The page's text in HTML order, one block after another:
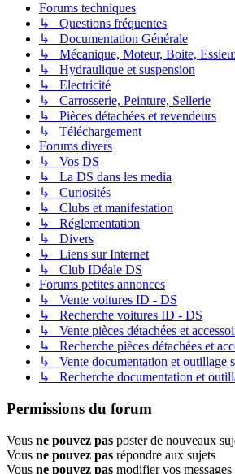
Forums techniques
↳ Questions fréquentes
↳ Documentation Générale
↳ Mécanique, Moteur, Boite,
↳ Hydraulique et suspension
↳ Electricité
↳ Carrosserie, Peinture, Sellerie
↳ Pièces détachées et revendeurs
↳ Téléchargement
Forums divers
↳ Vos DS
↳ La DS dans les media
↳ Curiosités
↳ Clubs et manifestation
↳ Réglementation
↳ Divers
↳ Liens sur Internet
↳ Club IDéale DS
Forums petites annonces
↳ Vente voitures ID - DS
↳ Recherche voitures ID - DS
↳ Vente pièces détachées et
↳ Recherche pièces détachées et
↳ Vente documentation et outillage
↳ Recherche documentation et
Permissions du forum
Vous ne pouvez pas poster de nouveaux
Vous ne pouvez pas répondre aux sujets
Vous ne pouvez pas modifier vos messages